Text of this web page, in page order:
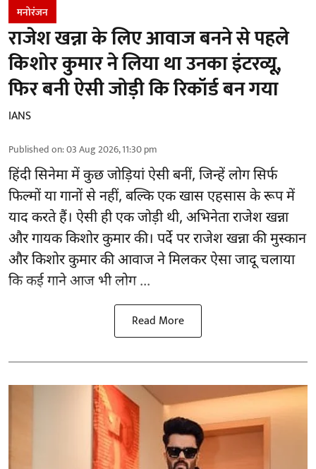
मनोरंजन
राजेश खन्ना के लिए आवाज बनने से पहले
किशोर कुमार ने लिया था उनका इंटरव्यू,
फिर बनी ऐसी जोड़ी कि रिकॉर्ड बन गया
IANS
Published on:03 Aug 2026, 11:30 pm
हिंदी सिनेमा में कुछ जोड़ियां ऐसी बनीं, जिन्हें लोग सिर्फ
फिल्मों या गानों से नहीं, बल्कि एक खास एहसास के रूप में
याद करते हैं। ऐसी ही एक जोड़ी थी, अभिनेता राजेश खन्ना
और गायक किशोर कुमार की। पर्दे पर राजेश खन्ना की मुस्कान
और किशोर कुमार कीआवाजने मिलकर ऐसा जादू चलाया
कि कई गाने आज भी लोग ...
Read More